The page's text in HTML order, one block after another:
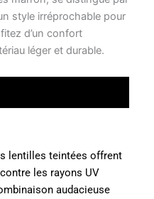
style irréprochable pour
d’un confort
léger et durable.
lentilles teintées offrent
les rayons UV
audacieuse